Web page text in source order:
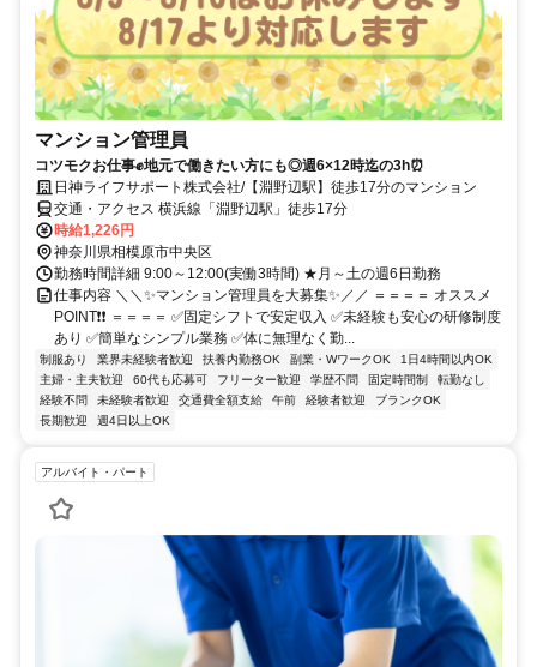
マンション管理員
コツモクお仕事✊地元で働きたい方にも◎週6×12時迄の3h⏰
日神ライフサポート株式会社/【淵野辺駅】徒歩17分のマンション
交通・アクセス 横浜線「淵野辺駅」徒歩17分
時給1,226円
神奈川県相模原市中央区
勤務時間詳細 9:00～12:00(実働3時間) ★月～土の週6日勤務
仕事内容 ＼＼✨マンション管理員を大募集✨／／ ＝＝＝＝ オススメ
POINT❗❗ ＝＝＝＝ ✅固定シフトで安定収入 ✅未経験も安心の研修制度
あり ✅簡単なシンプル業務 ✅体に無理なく勤...
制服あり 業界未経験者歓迎 扶養内勤務OK 副業・WワークOK
1日4時間以内OK
主婦・主夫歓迎
60代も応募可 フリーター歓迎 学歴不問 固定時間制
転勤なし
経験不問
未経験者歓迎 交通費全額支給 午前 経験者歓迎
ブランクOK
長期歓迎
週4日以上OK
アルバイト・パート